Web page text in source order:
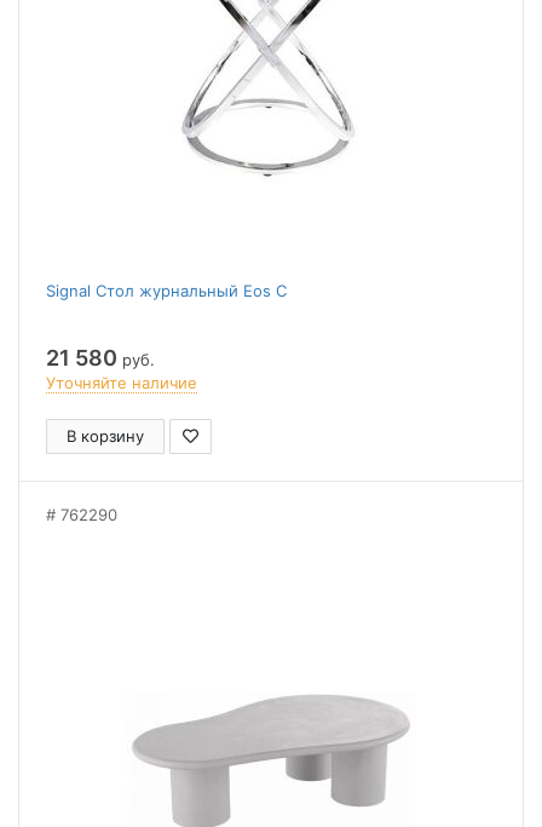
Signal Стол журнальный Eos C
21 580 руб.
Уточняйте наличие
В корзину
762290